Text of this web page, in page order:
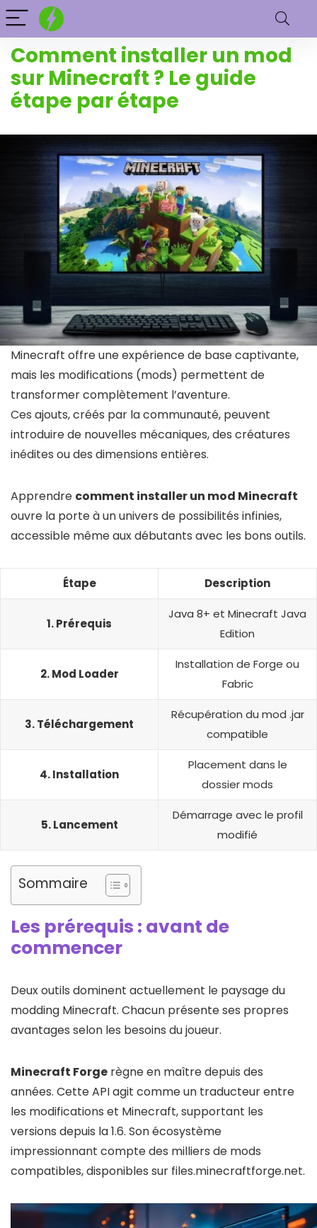
Comment installer un mod
sur Minecraft ? Le guide
étape par étape
Minecraft offre une expérience de base captivante,
mais les modifications (mods) permettent de
transformer complètement l’aventure.
Ces ajouts, créés par la communauté, peuvent
introduire de nouvelles mécaniques, des créatures
inédites ou des dimensions entières.
Apprendre comment installer un mod Minecraft
ouvre la porte à un univers de possibilités infinies,
accessible même aux débutants avec les bons outils.
Étape Description
1. Prérequis
Java 8+ et Minecraft Java
Edition
2. Mod Loader
Installation de Forge ou
Fabric
3. Téléchargement
Récupération du mod .jar
compatible
4. Installation
Placement dans le
dossier mods
5. Lancement
Démarrage avec le profil
modifié
Sommaire
Les prérequis : avant de
commencer
Deux outils dominent actuellement le paysage du
modding Minecraft. Chacun présente ses propres
avantages selon les besoins du joueur.
Minecraft Forge règne en maître depuis des
années. Cette API agit comme un traducteur entre
les modifications et Minecraft, supportant les
versions depuis la 1.6. Son écosystème
impressionnant compte des milliers de mods
compatibles, disponibles sur files.minecraftforge.net.